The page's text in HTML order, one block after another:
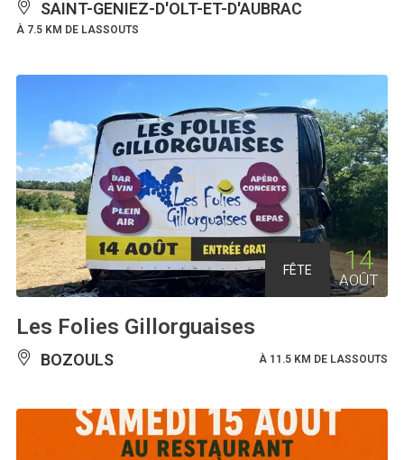
SAINT-GENIEZ-D'OLT-ET-D'AUBRAC
À 7.5 KM DE LASSOUTS
FÊTE 14
AOÛT
Les Folies Gillorguaises
BOZOULS À 11.5 KM DE LASSOUTS